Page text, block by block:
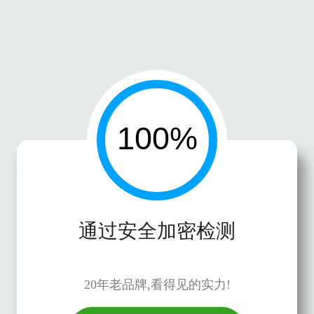
通过安全加密检测
20年老品牌,看得见的实力!